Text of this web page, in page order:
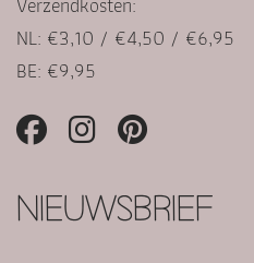
NL: €3,10 / €4,50 / €6,95
BE: €9,95
NIEUWSBRIEF